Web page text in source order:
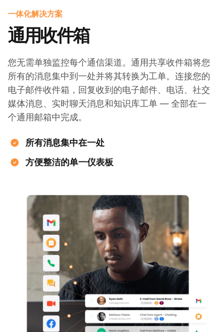
一体化解决方案
通用收件箱
您无需单独监控每个通信渠道。通用共享收件箱将您
所有的消息集中到一处并将其转换为工单。连接您的
电子邮件收件箱，回复收到的电子邮件、电话、社交
媒体消息、实时聊天消息和知识库工单 — 全部在一
个通用邮箱中完成。
所有消息集中在一处
方便整洁的单一仪表板